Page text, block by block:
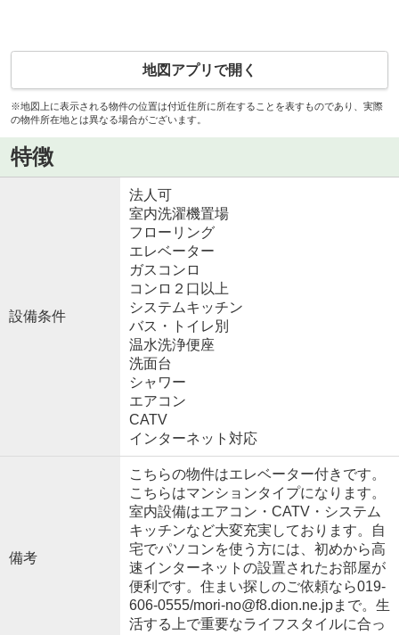
地図アプリで開く
※地図上に表示される物件の位置は付近住所に所在することを表すものであり、実際
の物件所在地とは異なる場合がございます。
特徴
設備条件
法人可
室内洗濯機置場
フローリング
エレベーター
ガスコンロ
コンロ２口以上
システムキッチン
バス・トイレ別
温水洗浄便座
洗面台
シャワー
エアコン
CATV
インターネット対応
備考
こちらの物件はエレベーター付きです。
こちらはマンションタイプになります。
室内設備はエアコン・CATV・システム
キッチンなど大変充実しております。自
宅でパソコンを使う方には、初めから高
速インターネットの設置されたお部屋が
便利です。住まい探しのご依頼なら019-
606-0555/mori-no@f8.dion.ne.jpまで。生
活する上で重要なライフスタイルに合っ